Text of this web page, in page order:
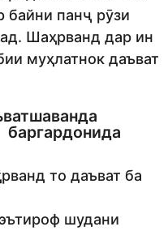
байни панҷ рӯзи
Шаҳрванд дар ин
муҳлатнок даъват
то даъват ба
шудани